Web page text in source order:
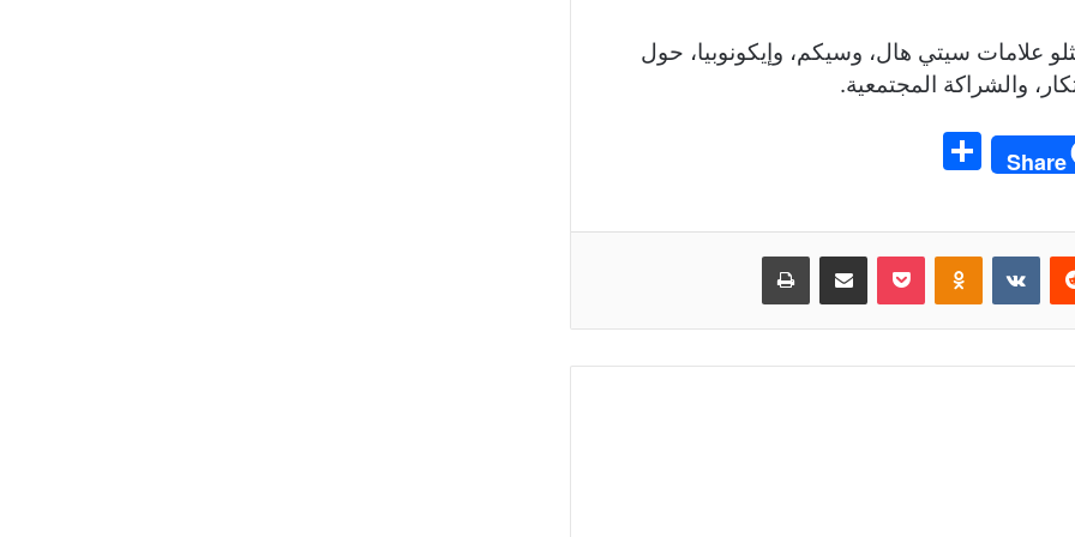
علامات سيتي هال، وسيكم، وإيكونوبيا، حول
والشراكة المجتمعية.
Share
ar
e
Odnoklassniki
بوكيت مشاركة عبر البريد طباعة